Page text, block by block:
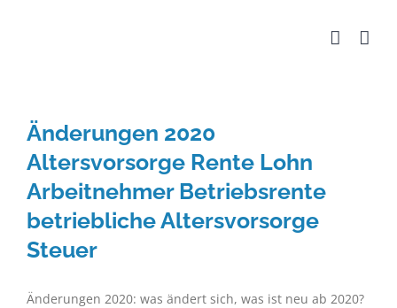
Änderungen 2020
Altersvorsorge Rente Lohn
Arbeitnehmer Betriebsrente
betriebliche Altersvorsorge
Steuer
Änderungen 2020: was ändert sich, was ist neu ab 2020?